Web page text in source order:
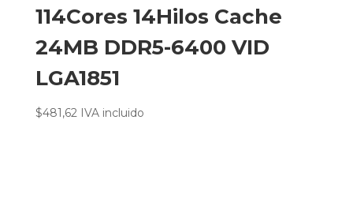
114Cores 14Hilos Cache
24MB DDR5-6400 VID
LGA1851
$481,62 IVA incluido